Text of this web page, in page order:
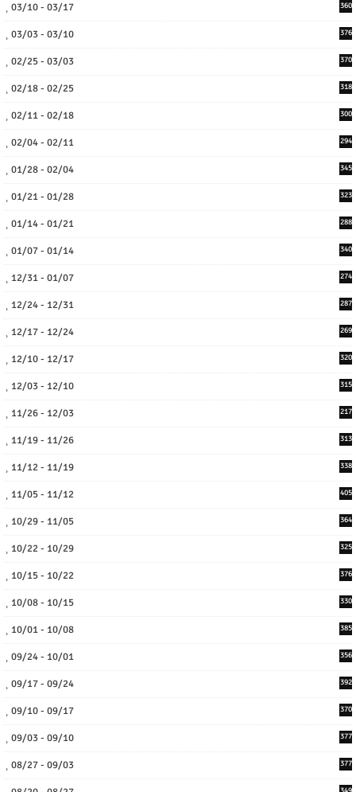
03/10 - 03/17 360
03/03 - 03/10 376
02/25 - 03/03 370
02/18 - 02/25 318
02/11 - 02/18 300
02/04 - 02/11 294
01/28 - 02/04 345
01/21 - 01/28 323
01/14 - 01/21 288
01/07 - 01/14 340
12/31 - 01/07 274
12/24 - 12/31 287
12/17 - 12/24 269
12/10 - 12/17 320
12/03 - 12/10 315
11/26 - 12/03 217
11/19 - 11/26 313
11/12 - 11/19 338
11/05 - 11/12 405
10/29 - 11/05 364
10/22 - 10/29 325
10/15 - 10/22 376
10/08 - 10/15 330
10/01 - 10/08 385
09/24 - 10/01 356
09/17 - 09/24 392
09/10 - 09/17 370
09/03 - 09/10 377
08/27 - 09/03 377